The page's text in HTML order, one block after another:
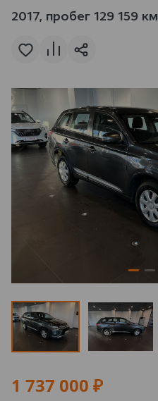
2017, пробег 129 159 км
1 737 000 ₽